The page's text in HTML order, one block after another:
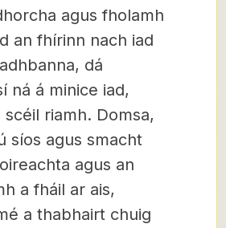
agus fholamh
an fhírinn nach iad
dá
ná á minice iad,
scéil riamh. Domsa,
síos agus smacht
agus an
a fháil ar ais,
a thabhairt chuig